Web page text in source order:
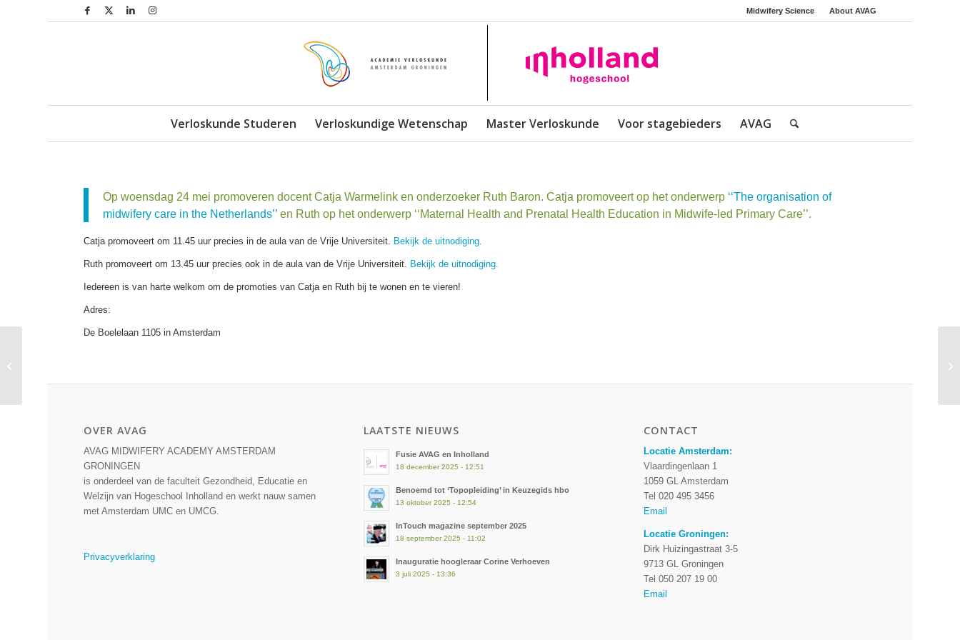
Midwifery Science About AVAG
Verloskunde Studeren Verloskundige Wetenschap Master Verloskunde Voor stagebieders AVAG
Op woensdag 24 mei promoveren docent Catja Warmelink en onderzoeker Ruth Baron. Catja promoveert op het onderwerp ‘‘The organisation of
midwifery care in the Netherlands’’ en Ruth op het onderwerp ‘‘Maternal Health and Prenatal Health Education in Midwife-led Primary Care’’.
Catja promoveert om 11.45 uur precies in de aula van de Vrije Universiteit. Bekijk de uitnodiging.
Ruth promoveert om 13.45 uur precies ook in de aula van de Vrije Universiteit. Bekijk de uitnodiging.
Iedereen is van harte welkom om de promoties van Catja en Ruth bij te wonen en te vieren!
Adres:
De Boelelaan 1105 in Amsterdam
OVER AVAG
AVAG MIDWIFERY ACADEMY AMSTERDAM
GRONINGEN
is onderdeel van de faculteit Gezondheid, Educatie en
Welzijn van Hogeschool Inholland en werkt nauw samen
met Amsterdam UMC en UMCG.
Privacyverklaring
LAATSTE NIEUWS
Fusie AVAG en Inholland
18 december 2025 - 12:51
Benoemd tot ‘Topopleiding’ in Keuzegids hbo
13 oktober 2025 - 12:54
InTouch magazine september 2025
18 september 2025 - 11:02
Inauguratie hoogleraar Corine Verhoeven
3 juli 2025 - 13:36
CONTACT
Locatie Amsterdam:
Vlaardingenlaan 1
1059 GL Amsterdam
Tel 020 495 3456
Email
Locatie Groningen:
Dirk Huizingastraat 3-5
9713 GL Groningen
Tel 050 207 19 00
Email